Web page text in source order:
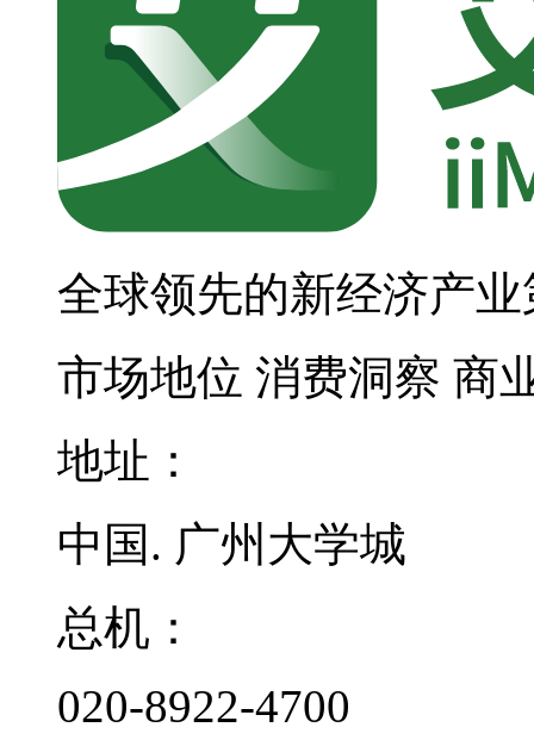
全球领先的新经济产
市场地位 消费洞察 商
地址：
中国. 广州大学城
总机：
020-8922-4700